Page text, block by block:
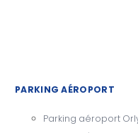
PARKING AÉROPORT
Parking aéroport